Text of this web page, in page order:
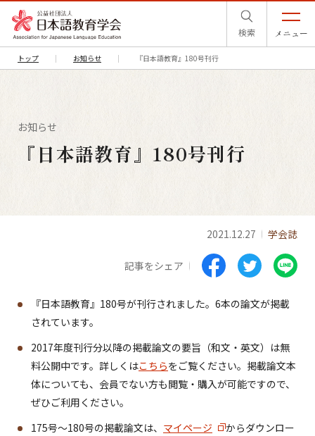
検索 メニュー
トップ お知らせ 『日本語教育』180号刊行
お知らせ
『日本語教育』180号刊行
2021.12.27 学会誌
記事をシェア
『日本語教育』180号が刊行されました。6本の論文が掲載
されています。
2017年度刊行分以降の掲載論文の要旨（和文・英文）は無
料公開中です。詳しくはこちらをご覧ください。掲載論文本
体についても、会員でない方も閲覧・購入が可能ですので、
ぜひご利用ください。
175号～180号の掲載論文は、 マイページ
からダウンロー